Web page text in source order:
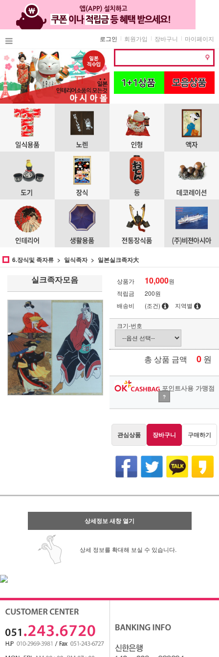
마이페이지
장바구니
회원가입
로그인
6.장식및 족자류 일식족자 일본실크족자大
실크족자모음 상품가 10,000원
적립금
200원
배송비
(조건) 지역별
크기-번호
총 상품 금액 0 원
포인트사용 가맹점
?
관심상품 장바구니 구매하기
상세정보 새창 열기
상세 정보를 확대해 보실 수 있습니다.